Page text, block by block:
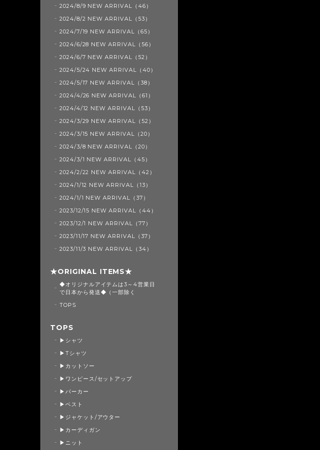
2024/8/9 NEW ARRIVAL（46）
2024/8/2 NEW ARRIVAL（53）
2024/7/19 NEW ARRIVAL（65）
2024/6/28 NEW ARRIVAL（56）
2024/6/7 NEW ARRIVAL（52）
2024/5/24 NEW ARRIVAL（40）
2024/5/17 NEW ARRIVAL（38）
2024/4/26 NEW ARRIVAL（61）
2024/4/12 NEW ARRIVAL（53）
2024/3/29 NEW ARRIVAL（52）
2024/3/15 NEW ARRIVAL（20）
2024/3/8 NEW ARRIVAL（20）
2024/3/1 NEW ARRIVAL（45）
2024/2/22 NEW ARRIVAL（42）
2024/1/12 NEW ARRIVAL（13）
2024/1/1 NEW ARRIVAL（37）
2023/12/15 NEW ARRIVAL（44）
2023/12/1 NEW ARRIVAL（77）
2023/11/17 NEW ARRIVAL（37）
2023/11/3 NEW ARRIVAL（34）
★ORIGINAL ITEMS★
◆オリジナルアイテムは3～4営業日
で日本から発送◆（一部除く
TOPS
TOPS
▶シャツ
▶Tシャツ
▶カットソー
▶ワンピース/セットアップ
▶パーカー
▶ベスト
▶ジャケット/アウター
▶カーディガン
▶ニット